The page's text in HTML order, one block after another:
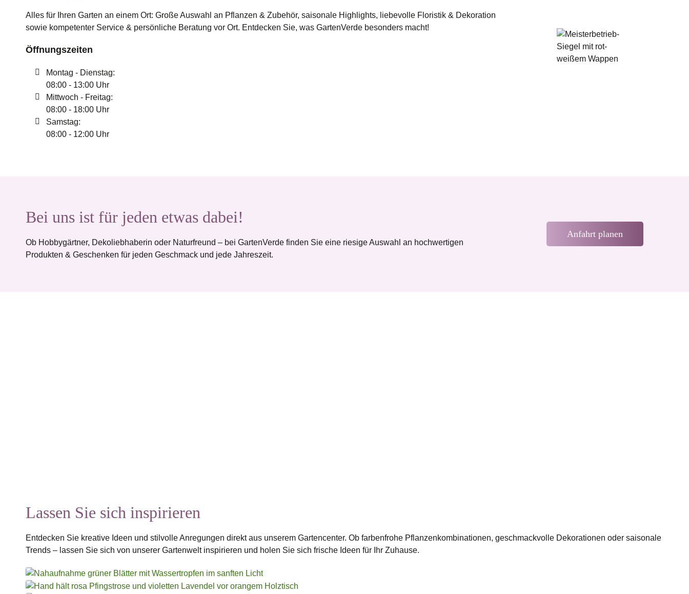
Alles für Ihren Garten an einem Ort: Große Auswahl an Pflanzen & Zubehör, saisonale Highlights, liebevolle Floristik & Dekoration
sowie kompetenter Service & persönliche Beratung vor Ort. Entdecken Sie, was GartenVerde besonders macht!
Öffnungszeiten
Montag - Dienstag:
08:00 - 13:00 Uhr
Mittwoch - Freitag:
08:00 - 18:00 Uhr
Samstag:
08:00 - 12:00 Uhr
Bei uns ist für jeden etwas dabei!
Ob Hobbygärtner, Dekoliebhaberin oder Naturfreund – bei GartenVerde finden Sie eine riesige Auswahl an hochwertigen
Produkten & Geschenken für jeden Geschmack und jede Jahreszeit.
Anfahrt planen
Lassen Sie sich inspirieren
Entdecken Sie kreative Ideen und stilvolle Anregungen direkt aus unserem Gartencenter. Ob farbenfrohe Pflanzenkombinationen, geschmackvolle Dekorationen oder saisonale
Trends – lassen Sie sich von unserer Gartenwelt inspirieren und holen Sie sich frische Ideen für Ihr Zuhause.